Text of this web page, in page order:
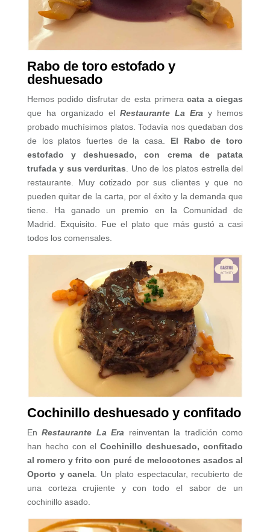
Rabo de toro estofado y
deshuesado
Hemos podido disfrutar de esta primeracata a ciegas
que ha organizado el Restaurante La Era y hemos
probado muchísimos platos. Todavía nos quedaban dos
de los platos fuertes de la casa. El Rabo de toro
estofado y deshuesado, con crema de patata
trufada y sus verduritas. Uno de los platos estrella del
restaurante. Muy cotizado por sus clientes y que no
pueden quitar de la carta, por el éxito y la demanda que
tiene. Ha ganado un premio en la Comunidad de
Madrid. Exquisito. Fue el plato que más gustó a casi
todos los comensales.
Cochinillo deshuesado y confitado
EnRestaurante La Era reinventan la tradición como
han hecho con elCochinillo deshuesado, confitado
al romero y frito con puré de melocotones asados al
Oporto y canela . Un plato espectacular, recubierto de
una corteza crujiente y con todo el sabor de un
cochinillo asado.